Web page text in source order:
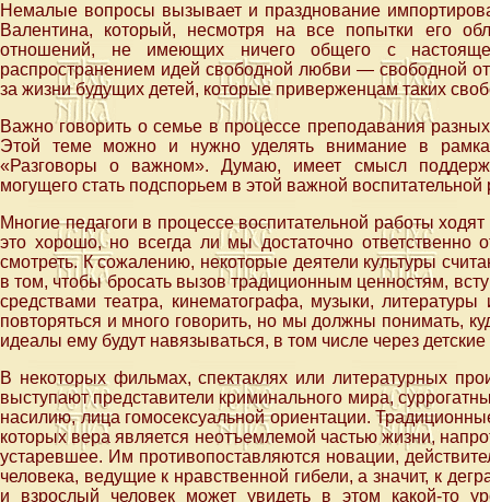
Немалые вопросы вызывает и празднование
Валентина, который, несмотря на все попытки его
отношений, не имеющих ничего общего с
распространением идей свободной любви — свободной от
за жизни будущих детей, которые приверженцам таких
Важно говорить о семье в процессе преподавания
Этой теме можно и нужно уделять внимание в
«Разговоры о важном». Думаю, имеет смысл
могущего стать подспорьем в этой важной воспитательной
Многие педагоги в процессе воспитательной работы
это хорошо, но всегда ли мы достаточно ответственно
смотреть. К сожалению, некоторые деятели культуры
в том, чтобы бросать вызов традиционным ценностям,
средствами театра, кинематографа, музыки,
повторяться и много говорить, но мы должны понимать,
идеалы ему будут навязываться, в том числе через
В некоторых фильмах, спектаклях или литературных
выступают представители криминального мира,
насилию, лица гомосексуальной ориентации.
которых вера является неотъемлемой частью жизни,
устаревшее. Им противопоставляются новации,
человека, ведущие к нравственной гибели, а значит, к
и взрослый человек может увидеть в этом какой-то